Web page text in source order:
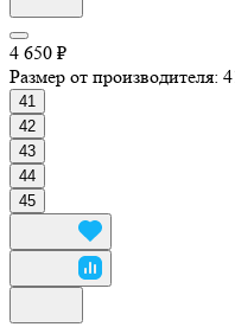
4 650 ₽
Размер от производителя:
41
42
43
44
45